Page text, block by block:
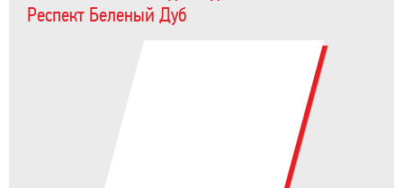
Респект Беленый Дуб